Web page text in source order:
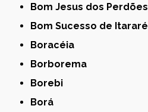
Bom Jesus dos Perdões
Bom Sucesso de Itararé
Boracéia
Borborema
Borebi
Borá